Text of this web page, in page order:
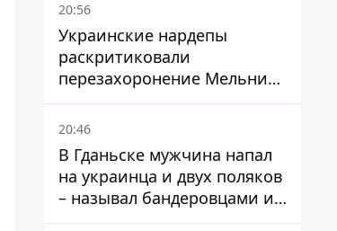
20:56
Украинские нардепы
раскритиковали
перезахоронение Мельника
из-за риска
дипломатической изоляции
20:46
В Гданьске мужчина напал
на украинца и двух поляков
– называл бандеровцами и
вел себя агрессивно